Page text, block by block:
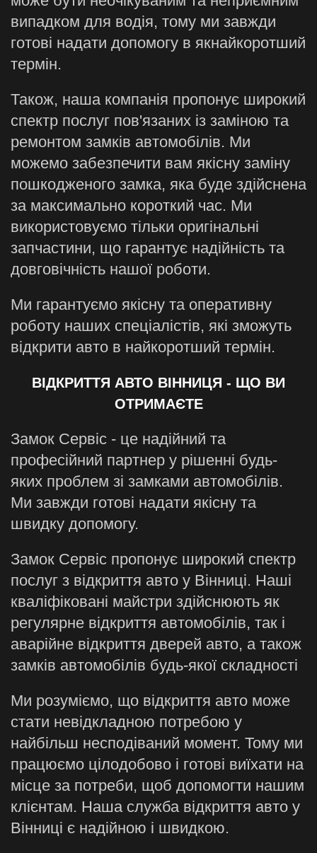
випадком для водія, тому ми завжди
готові надати допомогу в якнайкоротший
термін.
Також, наша компанія пропонує широкий
спектр послуг пов'язаних із заміною та
ремонтом замків автомобілів. Ми
можемо забезпечити вам якісну заміну
пошкодженого замка, яка буде здійснена
за максимально короткий час. Ми
використовуємо тільки оригінальні
запчастини, що гарантує надійність та
довговічність нашої роботи.
Ми гарантуємо якісну та оперативну
роботу наших спеціалістів, які зможуть
відкрити авто в найкоротший термін.
ВІДКРИТТЯ АВТО ВІННИЦЯ - ЩО ВИ
ОТРИМАЄТЕ
Замок Сервіс - це надійний та
професійний партнер у рішенні будь-
яких проблем зі замками автомобілів.
Ми завжди готові надати якісну та
швидку допомогу.
Замок Сервіс пропонує широкий спектр
послуг з відкриття авто у Вінниці. Наші
кваліфіковані майстри здійснюють як
регулярне відкриття автомобілів, так і
аварійне відкриття дверей авто, а також
замків автомобілів будь-якої складності
Ми розуміємо, що відкриття авто може
стати невідкладною потребою у
найбільш несподіваний момент. Тому ми
працюємо цілодобово і готові виїхати на
місце за потреби, щоб допомогти нашим
клієнтам. Наша служба відкриття авто у
Вінниці є надійною і швидкою.